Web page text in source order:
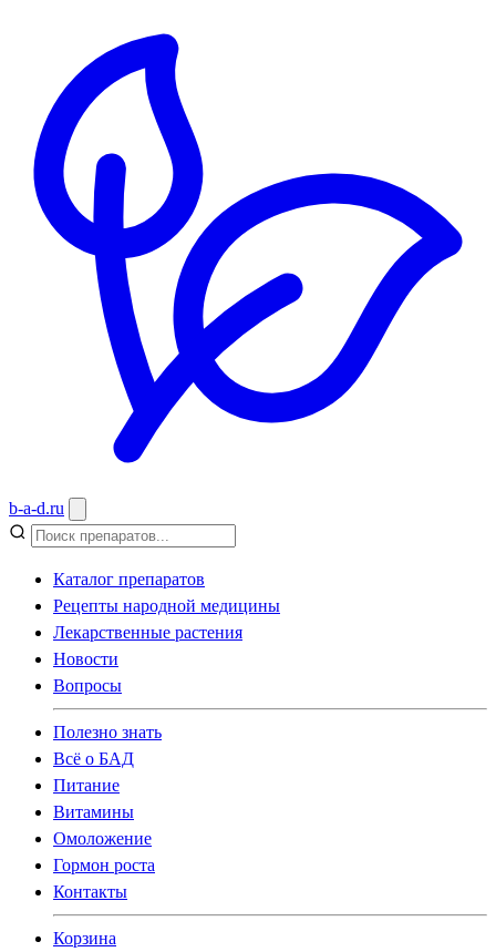
b-a-d.ru
Каталог препаратов
Рецепты народной медицины
Лекарственные растения
Новости
Вопросы
Полезно знать
Всё о БАД
Питание
Витамины
Омоложение
Гормон роста
Контакты
Корзина